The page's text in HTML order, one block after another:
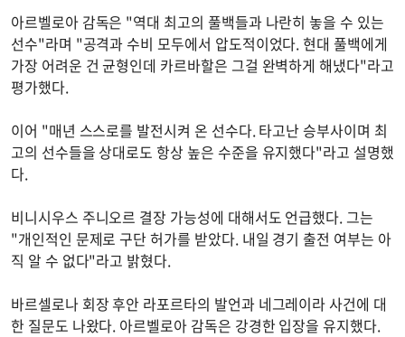
아르벨로아 감독은 "역대 최고의 풀백들과 나란히 놓을 수 있는
선수"라며 "공격과 수비 모두에서 압도적이었다. 현대 풀백에게
가장 어려운 건 균형인데 카르바할은 그걸 완벽하게 해냈다"라고
평가했다.
이어 "매년 스스로를 발전시켜 온 선수다. 타고난 승부사이며 최
고의 선수들을 상대로도 항상 높은 수준을 유지했다"라고 설명했
다.
비니시우스 주니오르 결장 가능성에 대해서도 언급했다. 그는
"개인적인 문제로 구단 허가를 받았다. 내일 경기 출전 여부는 아
직 알 수 없다"라고 밝혔다.
바르셀로나 회장 후안 라포르타의 발언과 네그레이라 사건에 대
한 질문도 나왔다. 아르벨로아 감독은 강경한 입장을 유지했다.